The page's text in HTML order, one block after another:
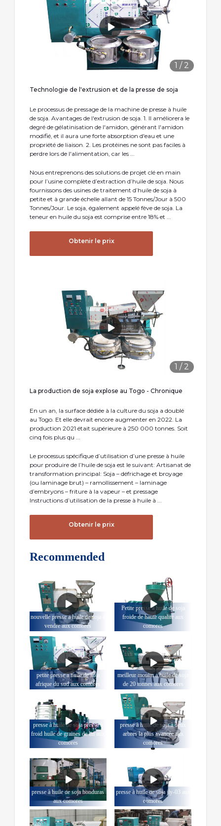
1 / 2
Technologie de l'extrusion et de la presse de soja
Le processus de pressage de la machine de presse à huile
de soja. Avantages de l'extrusion de soja. 1. Il améliorera le
degré de gélatinisation de l'amidon, générant l'amidon
modifié, et il aura une forte absorption d'eau et une
propriété de liaison. 2. Les protéines ne sont pas faciles à
perdre lors de l'alimentation, car les ...
Nous entreprenons des solutions de projet clé en main
pour l’usine complète d’extraction d’huile de soja. Nous
fournissons des usines de traitement d’huile de soja à
petite et à grande échelle allant de 15 Tonnes/Jour à 500
Tonnes/Jour. Le soja, également appelé fève de soja. La
teneur en huile du soja est comprise entre 18% et ...
Obtenir le prix
1 / 2
La production de soja explose au Togo - Chronique
En un an, la surface dédiée à la culture du soja a doublé
au Togo. Et elle devrait encore augmenter en 2022. La
production 2021 était supérieure à 250 000 tonnes. Soit
cinq fois plus qu ...
Le processus spécifique d’utilisation d’une presse à huile
pour produire de l’huile de soja est le suivant: Artisanat de
transformation principal: Soja – défrichage et broyage
(ou laminage brut) – ramollissement – laminage
d’embryons – friture à la vapeur – et pressage
Instructions d’utilisation de la presse à huile à ...
Obtenir le prix
Recommended
nouvelle presse à huile de soja à
vendre aux comores
Petite presse à huile de soja
froide de haute qualité aux
comores
petite presse à huile de soja
afrique du sud aux comores
meilleur moulin à huile de soja
de 20 tonnes aux comores
presse à huile de soja presse à
froid huile de graines de lin aux
comores
presse à huile de soja à deux
arbres la plus avancée aux
comores
presse à huile de soja honduras
aux comores
presse à huile de soja jly-03 aux
comores